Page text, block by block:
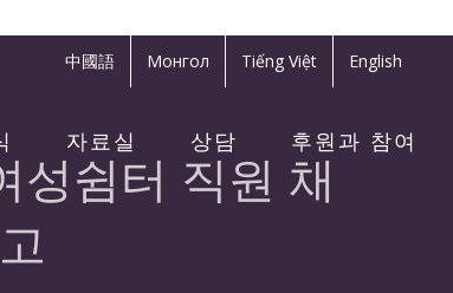
中國語 Монгол Tiếng Việt English
자료실 상담 후원과 참여
성쉼터 직원 채